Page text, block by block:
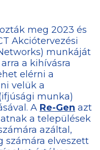
meg 2023 és
Akciótervezési
munkáját
arra a kihívásra
elérni a
velük a
munka)
A Re-Gen azt
a települések
azáltal,
számára elveszett